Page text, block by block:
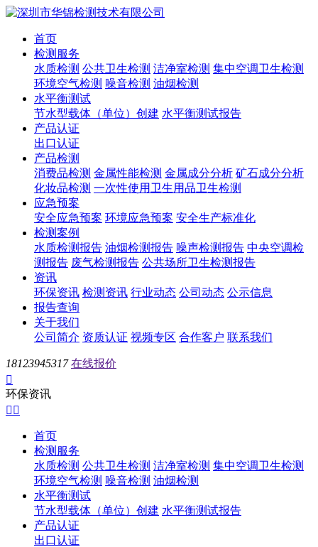
首页
检测服务
水质检测 公共卫生检测 洁净室检测 集中空调卫生检测
环境空气检测 噪音检测 油烟检测
水平衡测试
节水型载体（单位）创建 水平衡测试报告
产品认证
出口认证
产品检测
消费品检测 金属性能检测 金属成分分析 矿石成分分析
化妆品检测 一次性使用卫生用品卫生检测
应急预案
安全应急预案 环境应急预案 安全生产标准化
检测案例
水质检测报告 油烟检测报告 噪声检测报告 中央空调检
测报告 废气检测报告 公共场所卫生检测报告
资讯
环保资讯 检测资讯 行业动态 公司动态 公示信息
报告查询
关于我们
公司简介 资质认证 视频专区 合作客户 联系我们
18123945317 在线报价

环保资讯
 
首页
检测服务
水质检测 公共卫生检测 洁净室检测 集中空调卫生检测
环境空气检测 噪音检测 油烟检测
水平衡测试
节水型载体（单位）创建 水平衡测试报告
产品认证
出口认证